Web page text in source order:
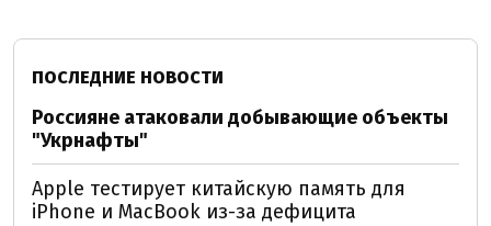
ПОСЛЕДНИЕ НОВОСТИ
Россияне атаковали добывающие объекты
"Укрнафты"
Apple тестирует китайскую память для
iPhone и MacBook из-за дефицита